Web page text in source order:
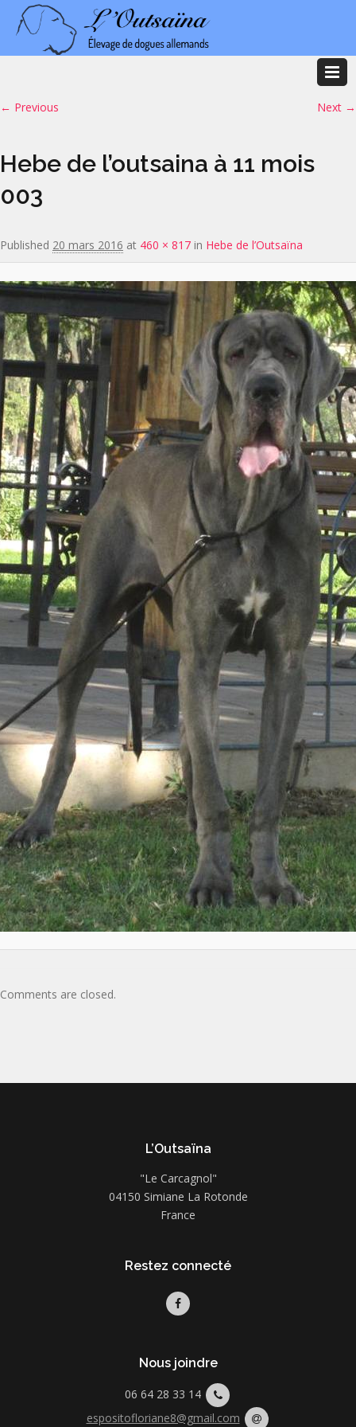
Image navigation
← Previous Next →
Hebe de l’outsaina à 11 mois
003
Published 20 mars 2016 at 460 × 817 in Hebe de l’Outsaïna
Comments are closed.
L’Outsaïna
"Le Carcagnol"
04150 Simiane La Rotonde
France
Restez connecté
Nous joindre
06 64 28 33 14
espositofloriane8@gmail.com